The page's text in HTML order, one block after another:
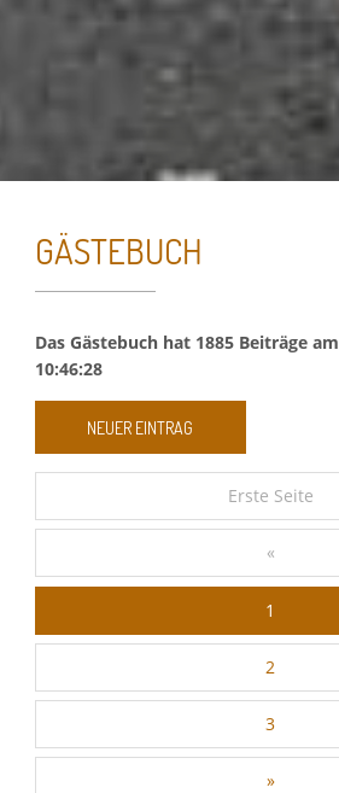
GÄSTEBUCH
Das Gästebuch hat 1885Beiträge am
10:46:28
Erste Seite
«
1
2
3
»
Google Maps
Auswahl speichern